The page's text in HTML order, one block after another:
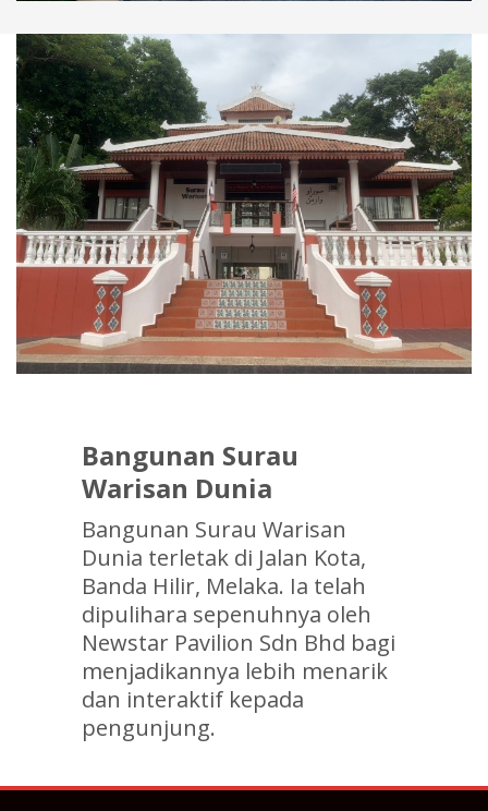
Bangunan Surau
Warisan Dunia
Bangunan Surau Warisan
Dunia terletak di Jalan Kota,
Banda Hilir, Melaka. Ia telah
dipulihara sepenuhnya oleh
Newstar Pavilion Sdn Bhd bagi
menjadikannya lebih menarik
dan interaktif kepada
pengunjung.